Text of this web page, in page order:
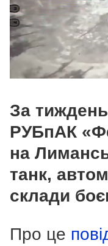
За
РУБпАК
на
танк,
склади
Про це